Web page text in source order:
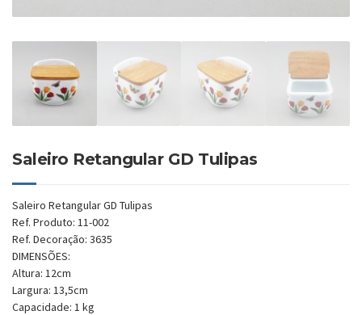
Saleiro Retangular GD Tulipas
Saleiro Retangular GD Tulipas
Ref. Produto: 11-002
Ref. Decoração: 3635
DIMENSÕES:
Altura: 12cm
Largura: 13,5cm
Capacidade: 1 kg